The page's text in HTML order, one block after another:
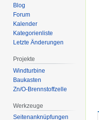
Blog
Forum
Kalender
Kategorienliste
Letzte Änderungen
Projekte
Windturbine
Baukasten
Zn/O-Brennstoffzelle
Werkzeuge
Seitenanknüpfungen